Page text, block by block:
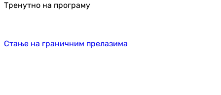
Тренутно на програму
Стање на граничним прелазима